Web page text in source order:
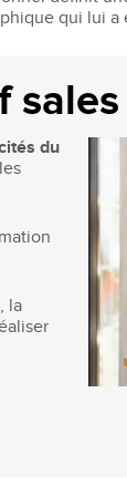
qui lui a
sales
du
lad'un